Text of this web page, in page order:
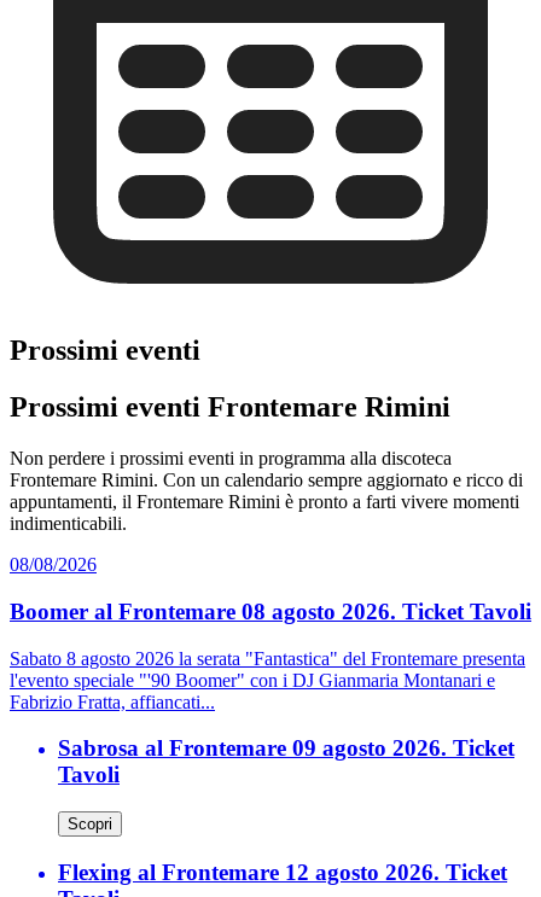
Prossimi eventi
Prossimi eventi Frontemare Rimini
Non perdere i prossimi eventi in programma alla discoteca
Frontemare Rimini. Con un calendario sempre aggiornato e ricco di
appuntamenti, il Frontemare Rimini è pronto a farti vivere momenti
indimenticabili.
08/08/2026
Boomer al Frontemare 08 agosto 2026. Ticket Tavoli
Sabato 8 agosto 2026 la serata "Fantastica" del Frontemare presenta
l'evento speciale "'90 Boomer" con i DJ Gianmaria Montanari e
Fabrizio Fratta, affiancati...
Sabrosa al Frontemare 09 agosto 2026. Ticket
Tavoli
Scopri
Flexing al Frontemare 12 agosto 2026. Ticket